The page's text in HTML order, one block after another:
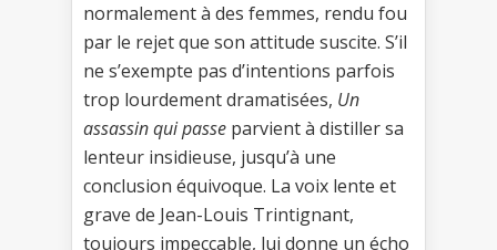
normalement à des femmes, rendu fou
par le rejet que son attitude suscite. S’il
ne s’exempte pas d’intentions parfois
trop lourdement dramatisées, Un
assassin qui passe parvient à distiller sa
lenteur insidieuse, jusqu’à une
conclusion équivoque. La voix lente et
grave de Jean-Louis Trintignant,
toujours impeccable, lui donne un écho